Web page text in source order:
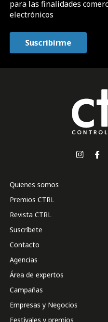
para las finalidades
electrónicos
Quienes somos
Premios CTRL
Revista CTRL
Suscríbete
Contacto
Agencias
Área de expertos
Campañas
Empresas y Negocios
Festivales y premios